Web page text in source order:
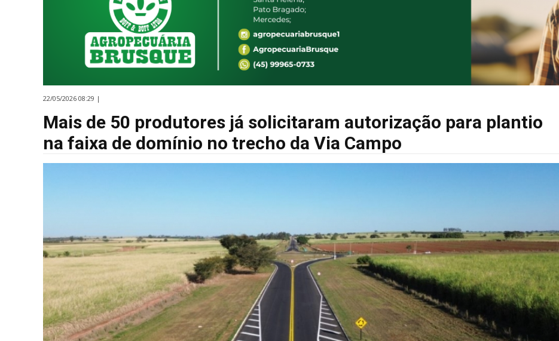
22/05/2026 08:29 |
Mais de 50 produtores já solicitaram autorização para plantio
na faixa de domínio no trecho da Via Campo